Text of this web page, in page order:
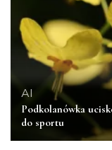
AI
Podkolanówka
do sportu